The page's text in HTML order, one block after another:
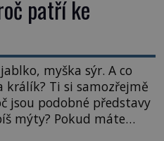
patří ke
myška sýr. A co
králík? Ti si samozřejmě
jsou podobné představy
mýty? Pokud máte